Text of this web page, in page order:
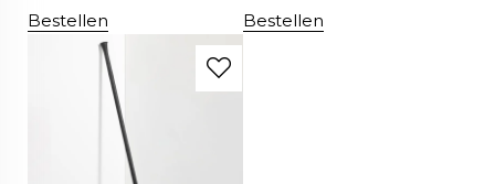
Bestellen Bestellen